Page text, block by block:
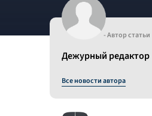
- Автор статьи
Дежурный редактор
Все новости автора